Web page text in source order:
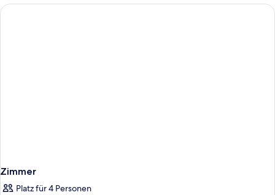
Zimmer
Platz für 4 Personen